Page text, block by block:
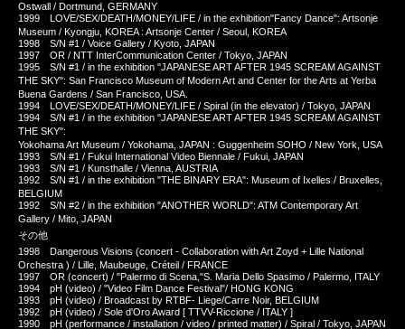
Ostwall / Dortmund, GERMANY
1999 LOVE/SEX/DEATH/MONEY/LIFE / in the exhibition"Fancy Dance": Artsonje
Museum / Kyongju, KOREA : Artsonje Center / Seoul, KOREA
1998 S/N #1 / Voice Gallery / Kyoto, JAPAN
1997 OR / NTT InterCommunication Center / Tokyo, JAPAN
1995 S/N #1 / in the exhibition "JAPANESE ART AFTER 1945 SCREAM AGAINST
THE SKY": San Francisco Museum of Modern Art and Center for the Arts at Yerba
Buena Gardens / San Francisco, USA.
1994 LOVE/SEX/DEATH/MONEY/LIFE / Spiral (in the elevator) / Tokyo, JAPAN
1994 S/N #1 / in the exhibition "JAPANESE ART AFTER 1945 SCREAM AGAINST
THE SKY":
Yokohama Art Museum / Yokohama, JAPAN : Guggenheim SOHO / New York, USA
1993 S/N #1 / Fukui International Video Biennale / Fukui, JAPAN
1993 S/N #1 / Kunsthalle / Vienna, AUSTRIA
1992 S/N #1 / in the exhibition "THE BINARY ERA": Museum of Ixelles / Bruxelles,
BELGIUM
1992 S/N #2 / in the exhibition "ANOTHER WORLD": ATM Contemporary Art
Gallery / Mito, JAPAN
その他
1998 Dangerous Visions (concert - Collaboration with Art Zoyd + Lille National
Orchestra ) / Lille, Maubeuge, Créteil / FRANCE
1997 OR (concert) / "Palermo di Scena,"S. Maria Dello Spasimo / Palermo, ITALY
1994 pH (video) / "Video Film Dance Festival"/ HONG KONG
1993 pH (video) / Broadcast by RTBF- Liege/Carre Noir, BELGIUM
1992 pH (video) / Sole d'Oro Award [ TTVV-Riccione / ITALY ]
1990 pH (performance / installation / video / printed matter) / Spiral / Tokyo, JAPAN